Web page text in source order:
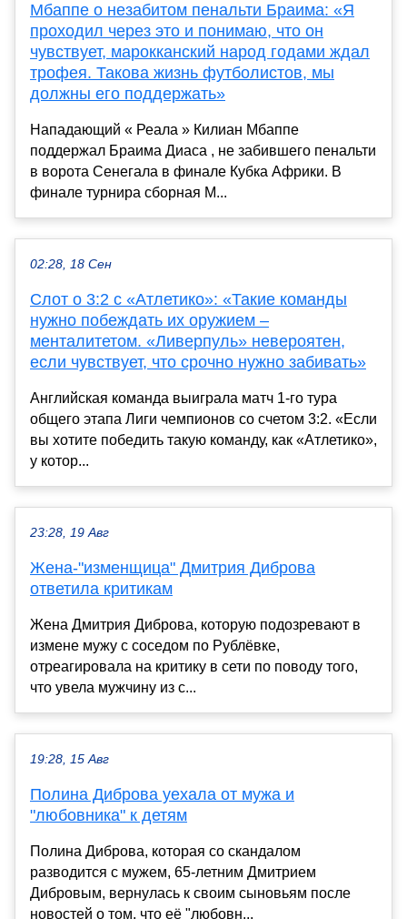
Мбаппе о незабитом пенальти Браима: «Я
проходил через это и понимаю, что он
чувствует, марокканский народ годами ждал
трофея. Такова жизнь футболистов, мы
должны его поддержать»
Нападающий « Реала » Килиан Мбаппе
поддержал Браима Диаса , не забившего пенальти
в ворота Сенегала в финале Кубка Африки. В
финале турнира сборная М...
02:28, 18 Сен
Слот о 3:2 с «Атлетико»: «Такие команды
нужно побеждать их оружием –
менталитетом. «Ливерпуль» невероятен,
если чувствует, что срочно нужно забивать»
Английская команда выиграла матч 1-го тура
общего этапа Лиги чемпионов со счетом 3:2. «Если
вы хотите победить такую команду, как «Атлетико»,
у котор...
23:28, 19 Авг
Жена-"изменщица" Дмитрия Диброва
ответила критикам
Жена Дмитрия Диброва, которую подозревают в
измене мужу с соседом по Рублёвке,
отреагировала на критику в сети по поводу того,
что увела мужчину из с...
19:28, 15 Авг
Полина Диброва уехала от мужа и
"любовника" к детям
Полина Диброва, которая со скандалом
разводится с мужем, 65-летним Дмитрием
Дибровым, вернулась к своим сыновьям после
новостей о том, что её "любовн...